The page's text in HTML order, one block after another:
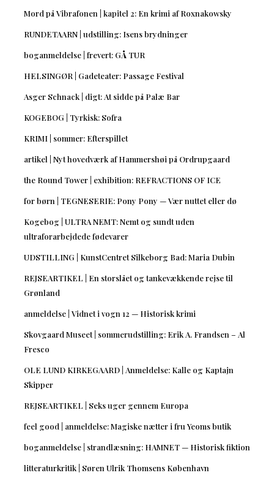
Mord på Vibrafonen | kapitel 2: En krimi af Roxnakowsky
RUNDETAARN | udstilling: Isens brydninger
boganmeldelse | frevert: GÅ TUR
HELSINGØR | Gadeteater: Passage Festival
Asger Schnack | digt: At sidde på Palæ Bar
KOGEBOG | Tyrkisk: Sofra
KRIMI | sommer: Efterspillet
artikel | Nyt hovedværk af Hammershøi på Ordrupgaard
the Round Tower | exhibition: REFRACTIONS OF ICE
for børn | TEGNESERIE: Pony Pony — Vær nuttet eller dø
Kogebog | ULTRA NEMT: Nemt og sundt uden
ultraforarbejdede fødevarer
UDSTILLING | KunstCentret Silkeborg Bad: Maria Dubin
REJSEARTIKEL | En storslået og tankevækkende rejse til
Grønland
anmeldelse | Vidnet i vogn 12 — Historisk krimi
Skovgaard Museet | sommerudstilling: Erik A. Frandsen – Al
Fresco
OLE LUND KIRKEGAARD | Anmeldelse: Kalle og Kaptajn
Skipper
REJSEARTIKEL | Seks uger gennem Europa
feel good | anmeldelse: Magiske nætter i fru Yeoms butik
boganmeldelse | strandlæsning: HAMNET — Historisk fiktion
litteraturkritik | Søren Ulrik Thomsens København